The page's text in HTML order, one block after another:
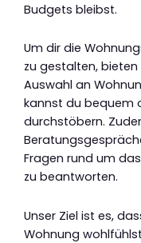
Budgets bleibst.
Um dir die
zu gestalten,
Auswahl an
kannst du bequem
durchstöbern.
Fragen rund um
zu beantworten.
Unser Ziel ist es,
Wohnung